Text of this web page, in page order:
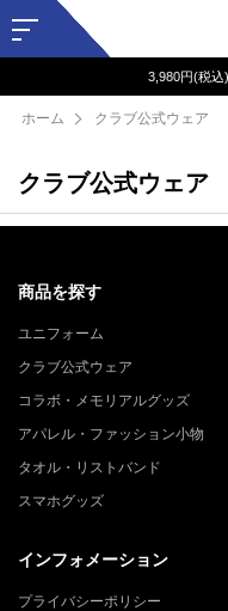
3,980円(税
ホーム クラブ公式ウェア
クラブ公式ウェア
商品を探す
ユニフォーム
クラブ公式ウェア
コラボ・メモリアルグッズ
アパレル・ファッション小物
タオル・リストバンド
スマホグッズ
インフォメーション
プライバシーポリシー